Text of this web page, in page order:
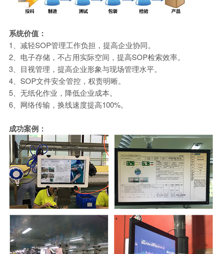
系统价值：
1、减轻SOP管理工作负担，提高企业协同。
2、电子存储，不占用实际空间，提高SOP检索效率。
3、目视管理，提高企业形象与现场管理水平。
4、SOP文件安全管控，权责明晰。
5、无纸化作业，降低企业成本。
6、网络传输，换线速度提高100%。
成功案例：